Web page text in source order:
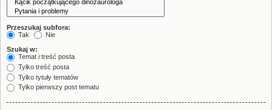
Przeszukaj subfora:
Tak
Nie
Szukaj w:
Temat i treść posta
Tylko treść posta
Tylko tytuły tematów
Tylko pierwszy post tematu